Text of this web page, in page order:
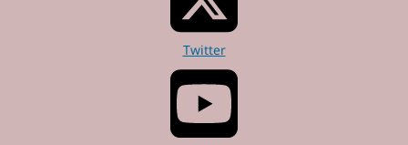
Twitter